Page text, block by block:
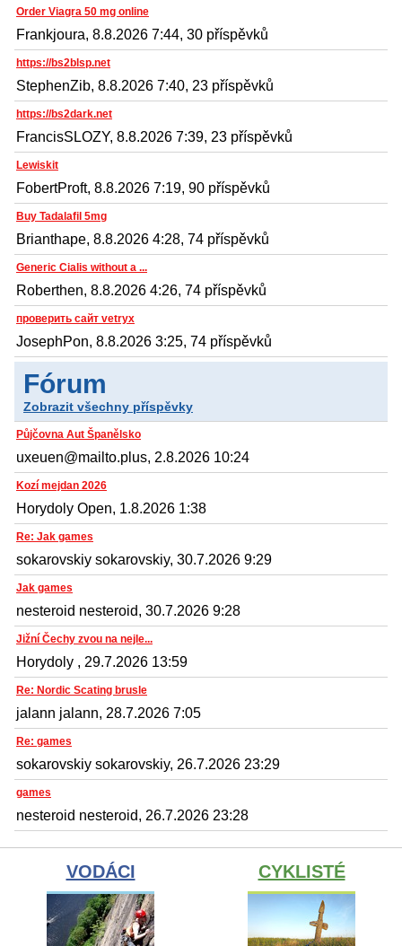
Order Viagra 50 mg online
Frankjoura, 8.8.2026 7:44, 30 příspěvků
https://bs2blsp.net
StephenZib, 8.8.2026 7:40, 23 příspěvků
https://bs2dark.net
FrancisSLOZY, 8.8.2026 7:39, 23 příspěvků
Lewiskit
FobertProft, 8.8.2026 7:19, 90 příspěvků
Buy Tadalafil 5mg
Brianthape, 8.8.2026 4:28, 74 příspěvků
Generic Cialis without a ...
Roberthen, 8.8.2026 4:26, 74 příspěvků
проверить сайт vetryx
JosephPon, 8.8.2026 3:25, 74 příspěvků
Fórum
Zobrazit všechny příspěvky
Půjčovna Aut Španělsko
uxeuen@mailto.plus, 2.8.2026 10:24
Kozí mejdan 2026
Horydoly Open, 1.8.2026 1:38
Re: Jak games
sokarovskiy sokarovskiy, 30.7.2026 9:29
Jak games
nesteroid nesteroid, 30.7.2026 9:28
Jižní Čechy zvou na nejle...
Horydoly , 29.7.2026 13:59
Re: Nordic Scating brusle
jalann jalann, 28.7.2026 7:05
Re: games
sokarovskiy sokarovskiy, 26.7.2026 23:29
games
nesteroid nesteroid, 26.7.2026 23:28
VODÁCI CYKLISTÉ